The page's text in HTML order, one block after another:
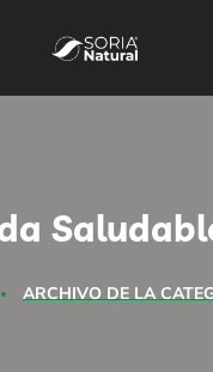
ARCHIVO DE LA